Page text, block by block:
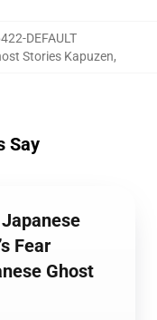
DEFAULT
Stories Kapuzen,
Say
Fear
Ghost